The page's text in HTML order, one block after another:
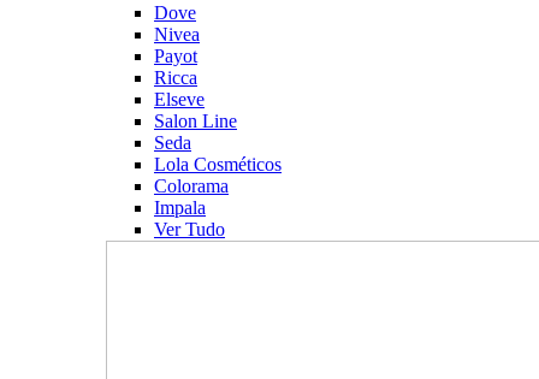
Dove
Nivea
Payot
Ricca
Elseve
Salon Line
Seda
Lola Cosméticos
Colorama
Impala
Ver Tudo